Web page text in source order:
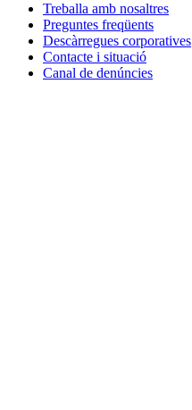
Footer
menu
Treballa amb nosaltres
Preguntes freqüents
Descàrregues corporatives
Contacte i situació
Canal de denúncies